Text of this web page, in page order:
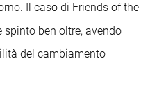
Il caso di Friends of the
spinto ben oltre, avendo
del cambiamento